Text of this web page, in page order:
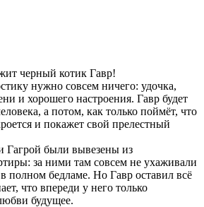
черный котик Гавр!
нужно совсем ничего: удочка,
и хорошего настроения. Гавр будет
а потом, как только поймёт, что
и покажет свой прелестный
Гагрой были вывезены из
за ними там совсем не ухаживали
полном бедламе. Но Гавр оставил всё
что впереди у него только
будущее.